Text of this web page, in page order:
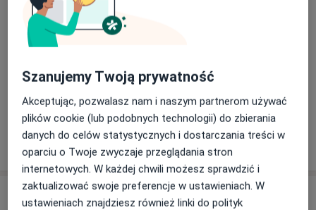
dr n. med. Adam Cużytek
Ginekolog
Andrzej Kociszewski
Ginekolog
2 opinie
Adres
Szanujemy Twoją prywatność
Akceptując, pozwalasz nam i naszym partnerom używać
plików cookie (lub podobnych technologii) do zbierania
danych do celów statystycznych i dostarczania treści w
oparciu o Twoje zwyczaje przeglądania stron
internetowych. W każdej chwili możesz sprawdzić i
zaktualizować swoje preferencje w ustawieniach. W
ustawieniach znajdziesz również linki do polityk